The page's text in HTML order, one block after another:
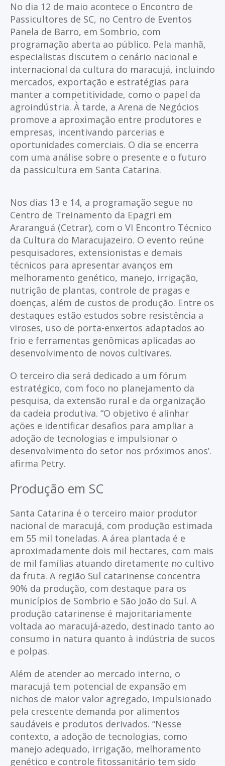
No dia 12 de maio acontece o Encontro de
Passicultores de SC, no Centro de Eventos
Panela de Barro, em Sombrio, com
programação aberta ao público. Pela manhã,
especialistas discutem o cenário nacional e
internacional da cultura do maracujá, incluindo
mercados, exportação e estratégias para
manter a competitividade, como o papel da
agroindústria. À tarde, a Arena de Negócios
promove a aproximação entre produtores e
empresas, incentivando parcerias e
oportunidades comerciais. O dia se encerra
com uma análise sobre o presente e o futuro
da passicultura em Santa Catarina.
Nos dias 13 e 14, a programação segue no
Centro de Treinamento da Epagri em
Araranguá (Cetrar), com o VI Encontro Técnico
da Cultura do Maracujazeiro. O evento reúne
pesquisadores, extensionistas e demais
técnicos para apresentar avanços em
melhoramento genético, manejo, irrigação,
nutrição de plantas, controle de pragas e
doenças, além de custos de produção. Entre os
destaques estão estudos sobre resistência a
viroses, uso de porta-enxertos adaptados ao
frio e ferramentas genômicas aplicadas ao
desenvolvimento de novos cultivares.
O terceiro dia será dedicado a um fórum
estratégico, com foco no planejamento da
pesquisa, da extensão rural e da organização
da cadeia produtiva. “O objetivo é alinhar
ações e identificar desafios para ampliar a
adoção de tecnologias e impulsionar o
desenvolvimento do setor nos próximos anos’.
afirma Petry.
Produção em SC
Santa Catarina é o terceiro maior produtor
nacional de maracujá, com produção estimada
em 55 mil toneladas. A área plantada é e
aproximadamente dois mil hectares, com mais
de mil famílias atuando diretamente no cultivo
da fruta. A região Sul catarinense concentra
90% da produção, com destaque para os
municípios de Sombrio e São João do Sul. A
produção catarinense é majoritariamente
voltada ao maracujá-azedo, destinado tanto ao
consumo in natura quanto à indústria de sucos
e polpas.
Além de atender ao mercado interno, o
maracujá tem potencial de expansão em
nichos de maior valor agregado, impulsionado
pela crescente demanda por alimentos
saudáveis e produtos derivados. “Nesse
contexto, a adoção de tecnologias, como
manejo adequado, irrigação, melhoramento
genético e controle fitossanitário tem sido